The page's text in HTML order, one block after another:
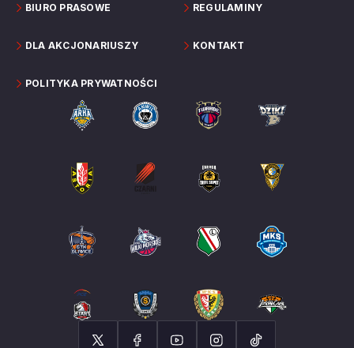
BIURO PRASOWE REGULAMINY
DLA AKCJONARIUSZY KONTAKT
POLITYKA PRYWATNOŚCI